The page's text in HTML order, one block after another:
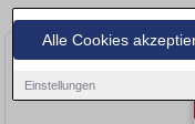
Alle Cookies
Einstellungen